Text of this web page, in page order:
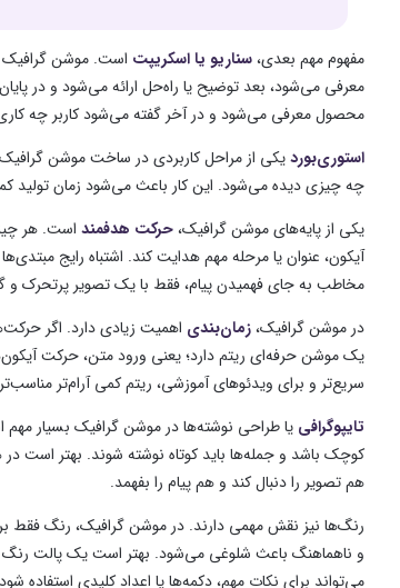
مفهوم مهم بعدی،سناریو یا اسکریپت است. موشن گرافیک
معرفی می‌شود، بعد توضیح یا راه‌حل ارائه می‌شود و در
محصول معرفی می‌شود و در آخر گفته می‌شود کاربر چه
استوری‌بوردیکی از مراحل کاربردی در ساخت موشن
چه چیزی دیده می‌شود. این کار باعث می‌شود زمان تولید
یکی از پایه‌های موشن گرافیک،حرکت هدفمند است. هر
آیکون، عنوان یا مرحله مهم هدایت کند. اشتباه رایج
مخاطب به جای فهمیدن پیام، فقط با یک تصویر پرتحرک و
در موشن گرافیک،زمان‌بندی اهمیت زیادی دارد. اگر
یک موشن حرفه‌ای ریتم دارد؛ یعنی ورود متن، حرکت
سریع‌تر و برای ویدئوهای آموزشی، ریتم کمی آرام‌تر
تایپوگرافی یا طراحی نوشته‌ها در موشن گرافیک بسیار مهم
کوچک باشد و جمله‌ها باید کوتاه نوشته شوند. بهتر است
هم تصویر را دنبال کند و هم پیام را بفهمد.
رنگ‌ها نیز نقش مهمی دارند. در موشن گرافیک، رنگ فقط
و ناهماهنگ باعث شلوغی می‌شود. بهتر است یک پالت
می‌تواند برای نکات مهم، دکمه‌ها یا اعداد کلیدی استفاده